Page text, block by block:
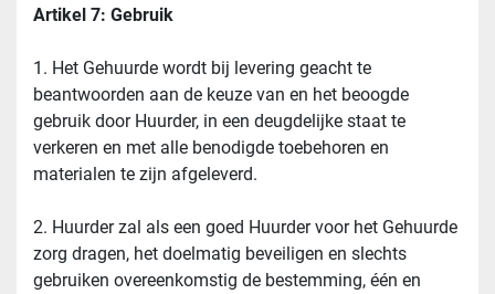
Artikel 7: Gebruik
1. Het Gehuurde wordt bij levering geacht te
beantwoorden aan de keuze van en het beoogde
gebruik door Huurder, in een deugdelijke staat te
verkeren en met alle benodigde toebehoren en
materialen te zijn afgeleverd.
2. Huurder zal als een goed Huurder voor het Gehuurde
zorg dragen, het doelmatig beveiligen en slechts
gebruiken overeenkomstig de bestemming, één en